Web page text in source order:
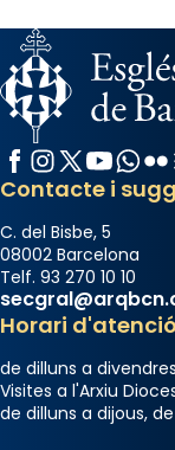
Facebook
Instagram
X / Twitter
YouTube
Contacte i
C. del Bisbe, 5
08002 Barcelona
Telf. 93 270 10 10
Horari
de dilluns a
Visites a l'Arxiu
de dilluns a dijous, de